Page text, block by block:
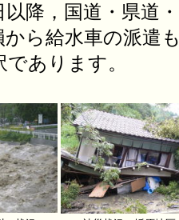
降，国道・県道
から給水車の派遣
あります。